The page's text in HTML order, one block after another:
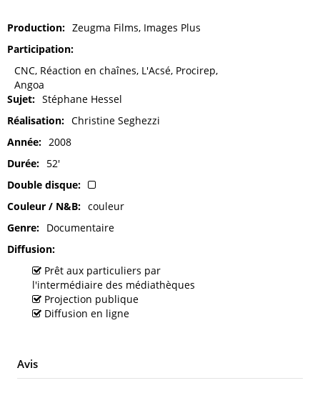
Production
Zeugma Films, Images Plus
Participation
CNC, Réaction en chaînes, L'Acsé, Procirep,
Angoa
Sujet
Stéphane Hessel
Réalisation
Christine Seghezzi
Année
2008
Durée
52'
Double disque
Couleur / N&B
couleur
Genre
Documentaire
Diffusion
Prêt aux particuliers par
l'intermédiaire des médiathèques
Projection publique
Diffusion en ligne
Avis